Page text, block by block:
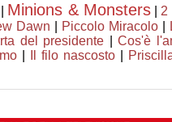
Minions & Monsters| 2
Dawn Piccolo Miracolo
del presidente |Cos'è
| Il filo nascosto